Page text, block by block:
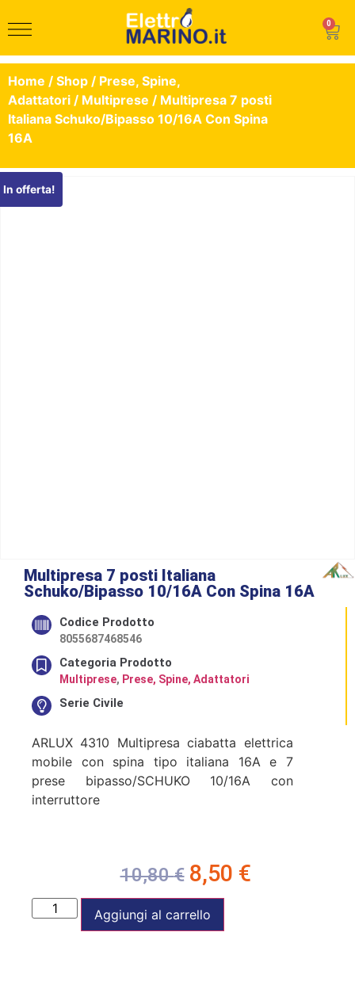
0
Home / Shop / Prese, Spine,
Adattatori / Multiprese / Multipresa 7 posti
Italiana Schuko/Bipasso 10/16A Con Spina
16A
In offerta!
Multipresa 7 posti Italiana
Schuko/Bipasso 10/16A Con Spina 16A
Codice Prodotto
8055687468546
Categoria Prodotto
Multiprese, Prese, Spine, Adattatori
Serie Civile
ARLUX 4310 Multipresa ciabatta elettrica
mobile con spina tipo italiana 16A e 7
prese bipasso/SCHUKO 10/16A con
interruttore
10,80€ 8,50 €
Aggiungi al carrello